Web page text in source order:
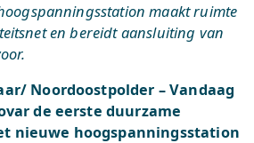
maakt ruimte
en bereidt aansluiting van
Noordoostpolder – Vandaag
de eerste duurzame
nieuwe hoogspanningsstation